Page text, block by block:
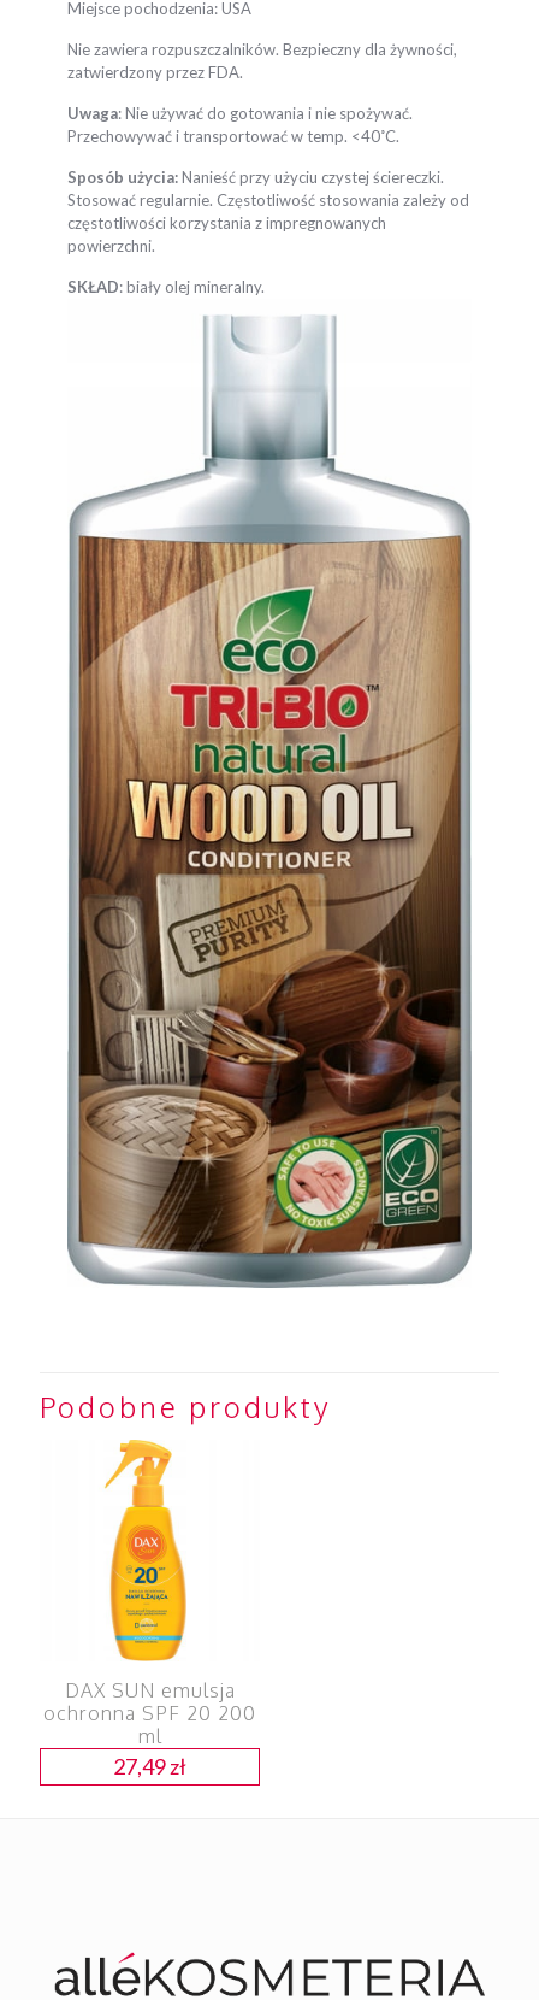
Miejsce pochodzenia: USA
Nie zawiera rozpuszczalników. Bezpieczny dla żywności,
zatwierdzony przez FDA.
Uwaga: Nie używać do gotowania i nie spożywać.
Przechowywać i transportować w temp. <40˚C.
Sposób użycia:Nanieść przy użyciu czystej ściereczki.
Stosować regularnie. Częstotliwość stosowania zależy od
częstotliwości korzystania z impregnowanych
powierzchni.
SKŁAD: biały olej mineralny.
Podobne produkty
DAX SUN emulsja
ochronna SPF 20 200
ml
27,49zł